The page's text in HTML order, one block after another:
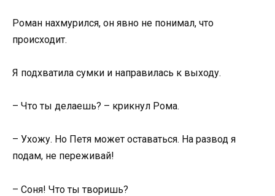
Роман нахмурился, он явно не понимал, что
происходит.
Я подхватила сумки и направилась к выходу.
– Что ты делаешь? – крикнул Рома.
– Ухожу. Но Петя может оставаться. На развод я
подам, не переживай!
– Соня! Что ты творишь?